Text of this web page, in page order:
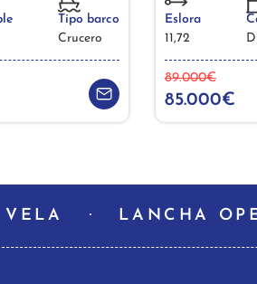
Tipo barco
Crucero
Eslora
11,72
89.000€
85.000€
VELA LANCHA